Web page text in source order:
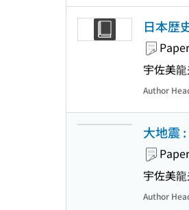
日本歴
Paper
宇佐美
Author
大地震
Paper
宇佐美
Author